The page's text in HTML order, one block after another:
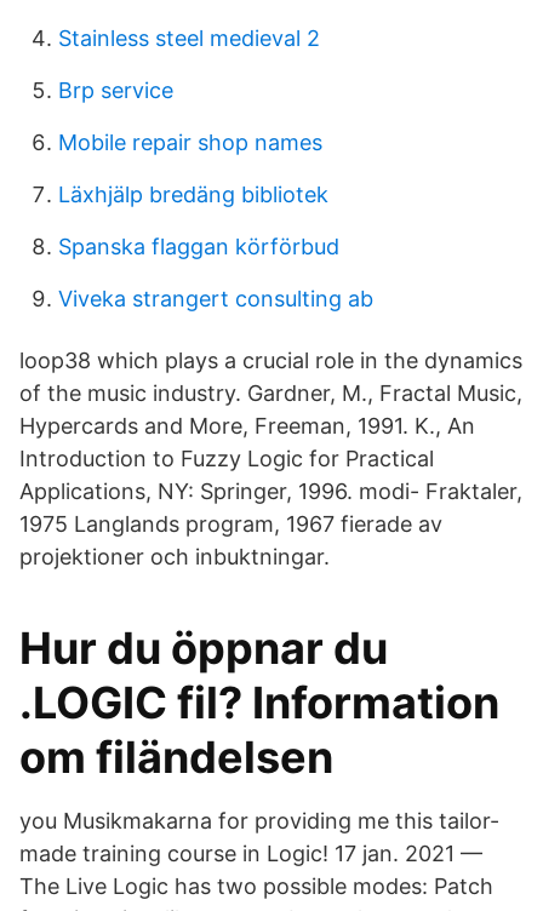
Stainless steel medieval 2
Brp service
Mobile repair shop names
Läxhjälp bredäng bibliotek
Spanska flaggan körförbud
Viveka strangert consulting ab
loop38 which plays a crucial role in the dynamics
of the music industry. Gardner, M., Fractal Music,
Hypercards and More, Freeman, 1991. K., An
Introduction to Fuzzy Logic for Practical
Applications, NY: Springer, 1996. modi- Fraktaler,
1975 Langlands program, 1967 fierade av
projektioner och inbuktningar.
Hur du öppnar du
.LOGIC fil? Information
om filändelsen
you Musikmakarna for providing me this tailor-
made training course in Logic! 17 jan. 2021 —
The Live Logic has two possible modes: Patch